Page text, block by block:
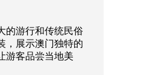
的游行和传统民俗
，展示澳门独特的
游客品尝当地美